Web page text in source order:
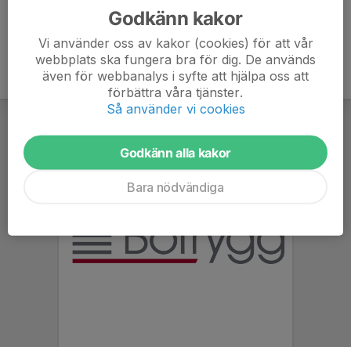
Godkänn kakor
Vi använder oss av kakor (cookies) för att vår
webbplats ska fungera bra för dig. De används
även för webbanalys i syfte att hjälpa oss att
förbättra våra tjänster.
Så använder vi cookies
Godkänn alla kakor
Bara nödvändiga